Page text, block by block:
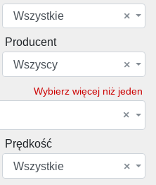
×
Wszystkie
Producent
×
Wszyscy
Wybierz więcej niż jeden
×
Prędkość
×
Wszystkie